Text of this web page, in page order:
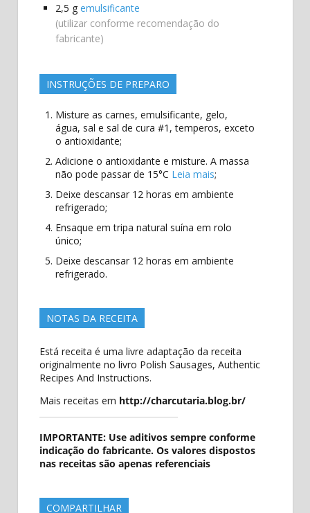
2,5 g emulsificante
(utilizar conforme recomendação do
fabricante)
INSTRUÇÕES DE PREPARO
Misture as carnes, emulsificante, gelo,
água, sal e sal de cura #1, temperos, exceto
o antioxidante;
Adicione o antioxidante e misture. A massa
não pode passar de 15°C Leia mais;
Deixe descansar 12 horas em ambiente
refrigerado;
Ensaque em tripa natural suína em rolo
único;
Deixe descansar 12 horas em ambiente
refrigerado.
NOTAS DA RECEITA
Está receita é uma livre adaptação da receita
originalmente no livro Polish Sausages, Authentic
Recipes And Instructions.
Mais receitas em http://charcutaria.blog.br/
IMPORTANTE: Use aditivos sempre conforme
indicação do fabricante. Os valores dispostos
nas receitas são apenas referenciais
COMPARTILHAR